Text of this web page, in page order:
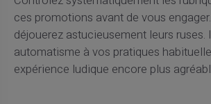
ces promotions avant de vous
déjouerez astucieusement leurs ruses.
automatisme à vos pratiques
expérience ludique encore plus